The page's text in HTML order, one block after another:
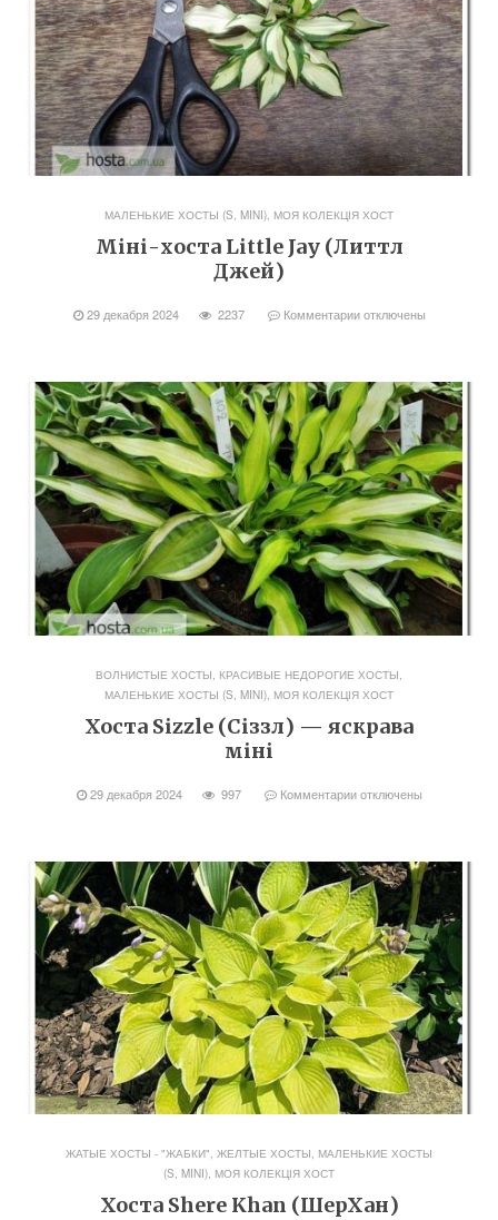
МАЛЕНЬКИЕ ХОСТЫ (S, MINI), МОЯ КОЛЕКЦІЯ ХОСТ
Міні-хоста Little Jay (Литтл
Джей)
29 декабря 2024 2237 Комментарииотключены
ВОЛНИСТЫЕ ХОСТЫ КРАСИВЫЕ НЕДОРОГИЕ ХОСТЫ
МАЛЕНЬКИЕ ХОСТЫ (S, MINI) МОЯ КОЛЕКЦІЯ ХОСТ
Хоста Sizzle (Сіззл) — яскрава
міні
29 декабря 2024 997 Комментарииотключены
ЖАТЫЕ ХОСТЫ - "ЖАБКИ", ЖЕЛТЫЕ ХОСТЫ, МАЛЕНЬКИЕ ХОСТЫ
(S, MINI), МОЯ КОЛЕКЦІЯ ХОСТ
Хоста Shere Khan (ШерХан)